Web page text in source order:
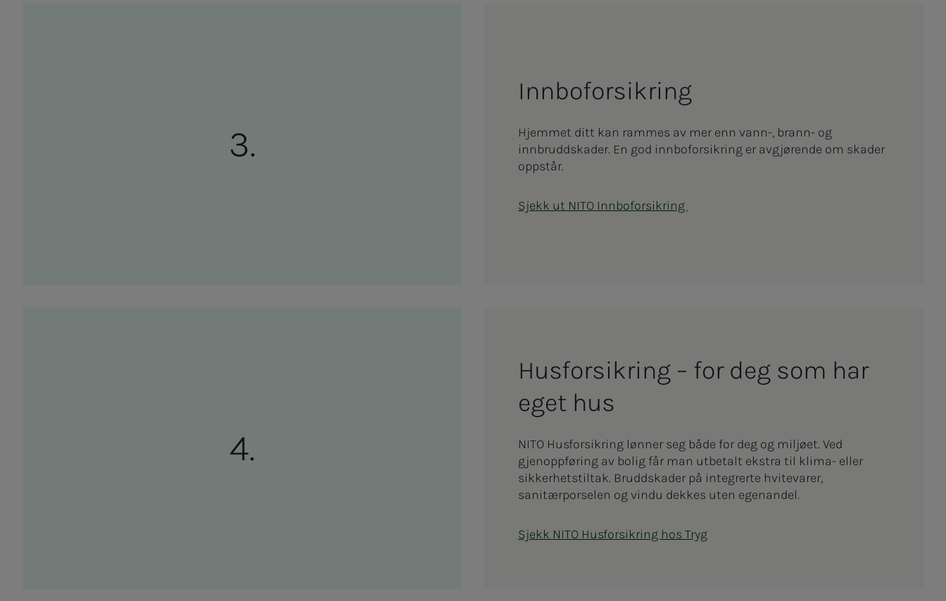
In­­­n­­bo­­­­­for­­sik­ring
Hjemmet ditt kan rammes av mer enn vann-, brann- og
innbruddskader. En god innboforsikring er avgjørende om skader
oppstår.
Sjekk ut NITO Innboforsikring
Hus­­­for­sikring – for deg som har
eget hus
NITO Husforsikring lønner seg både for deg og miljøet. Ved
gjenoppføring av bolig får man utbetalt ekstra til klima- eller
sikkerhetstiltak. Bruddskader på integrerte hvitevarer,
sanitærporselen og vindu dekkes uten egenandel.
Sjekk NITO Husforsikring hos Tryg